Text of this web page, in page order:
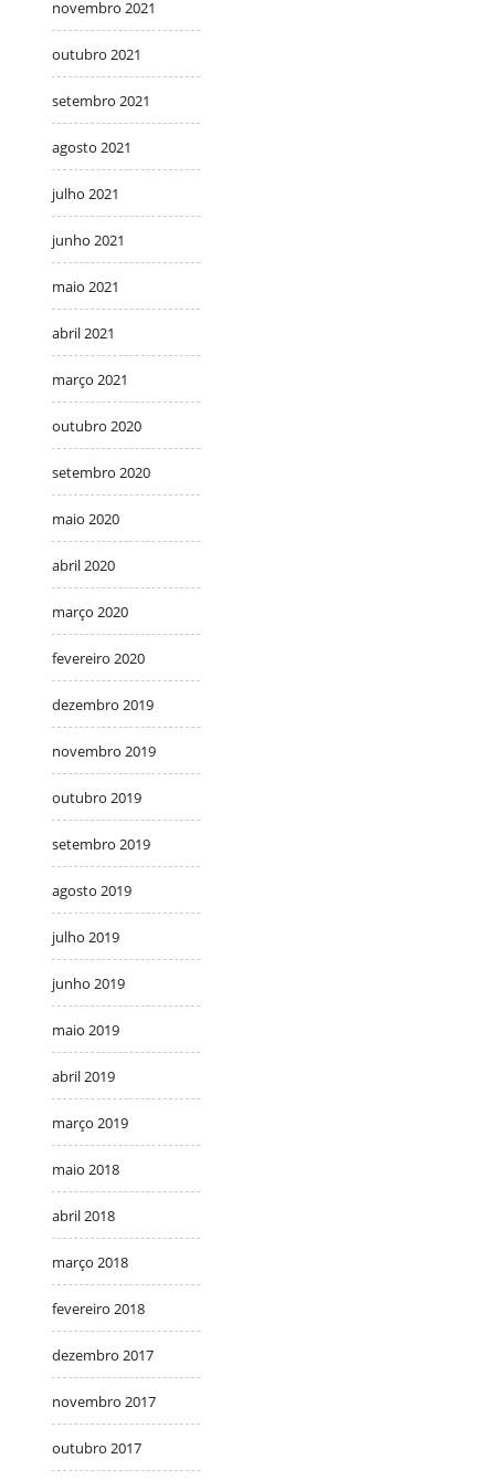
novembro 2021
outubro 2021
setembro 2021
agosto 2021
julho 2021
junho 2021
maio 2021
abril 2021
março 2021
outubro 2020
setembro 2020
maio 2020
abril 2020
março 2020
fevereiro 2020
dezembro 2019
novembro 2019
outubro 2019
setembro 2019
agosto 2019
julho 2019
junho 2019
maio 2019
abril 2019
março 2019
maio 2018
abril 2018
março 2018
fevereiro 2018
dezembro 2017
novembro 2017
outubro 2017